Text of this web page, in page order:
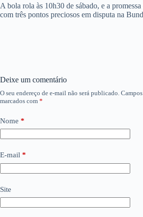
A bola rola às 10h30 de sábado, e a
com três pontos preciosos em disputa na
Deixe um comentário
O seu endereço de e-mail não será publicado.
marcados com *
Nome *
E-mail *
Site